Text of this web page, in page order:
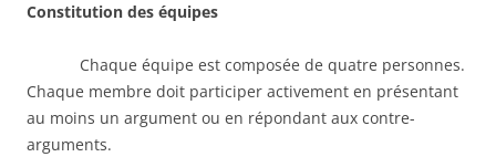
Constitution des équipes
Chaque équipe est composée de quatre personnes.
Chaque membre doit participer activement en présentant
au moins un argument ou en répondant aux contre-
arguments.